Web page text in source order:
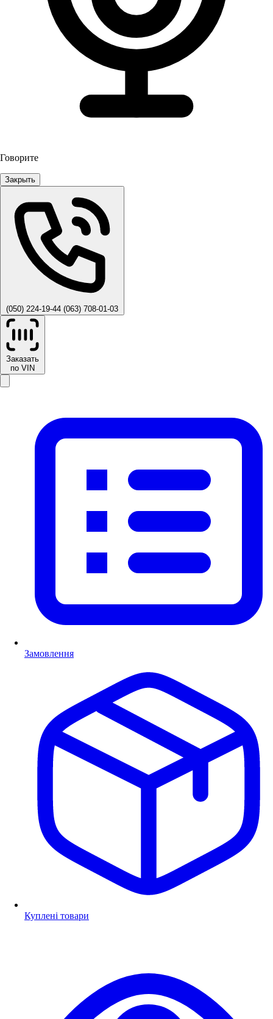
Говорите
Закрыть
(050) 224-19-44 (063) 708-01-03
Заказать
по VIN
Замовлення
Куплені товари